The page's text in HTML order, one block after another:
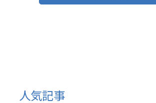
人気記事